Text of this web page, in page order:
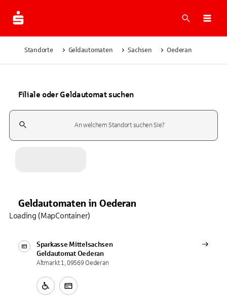
Suche
Standorte Geldautomaten Sachsen Oederan
Filiale oder Geldautomat suchen
Suchfeld
Geldautomaten in Oederan
Sparkasse Mittelsachsen
Geldautomat Oederan
Altmarkt 1, 09569 Oederan
Loading (MapContainer)